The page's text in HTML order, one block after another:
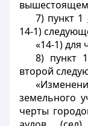
7) пункт 1
14-1)
«14-1) для
8) пункт 1
второй
земельного
черты